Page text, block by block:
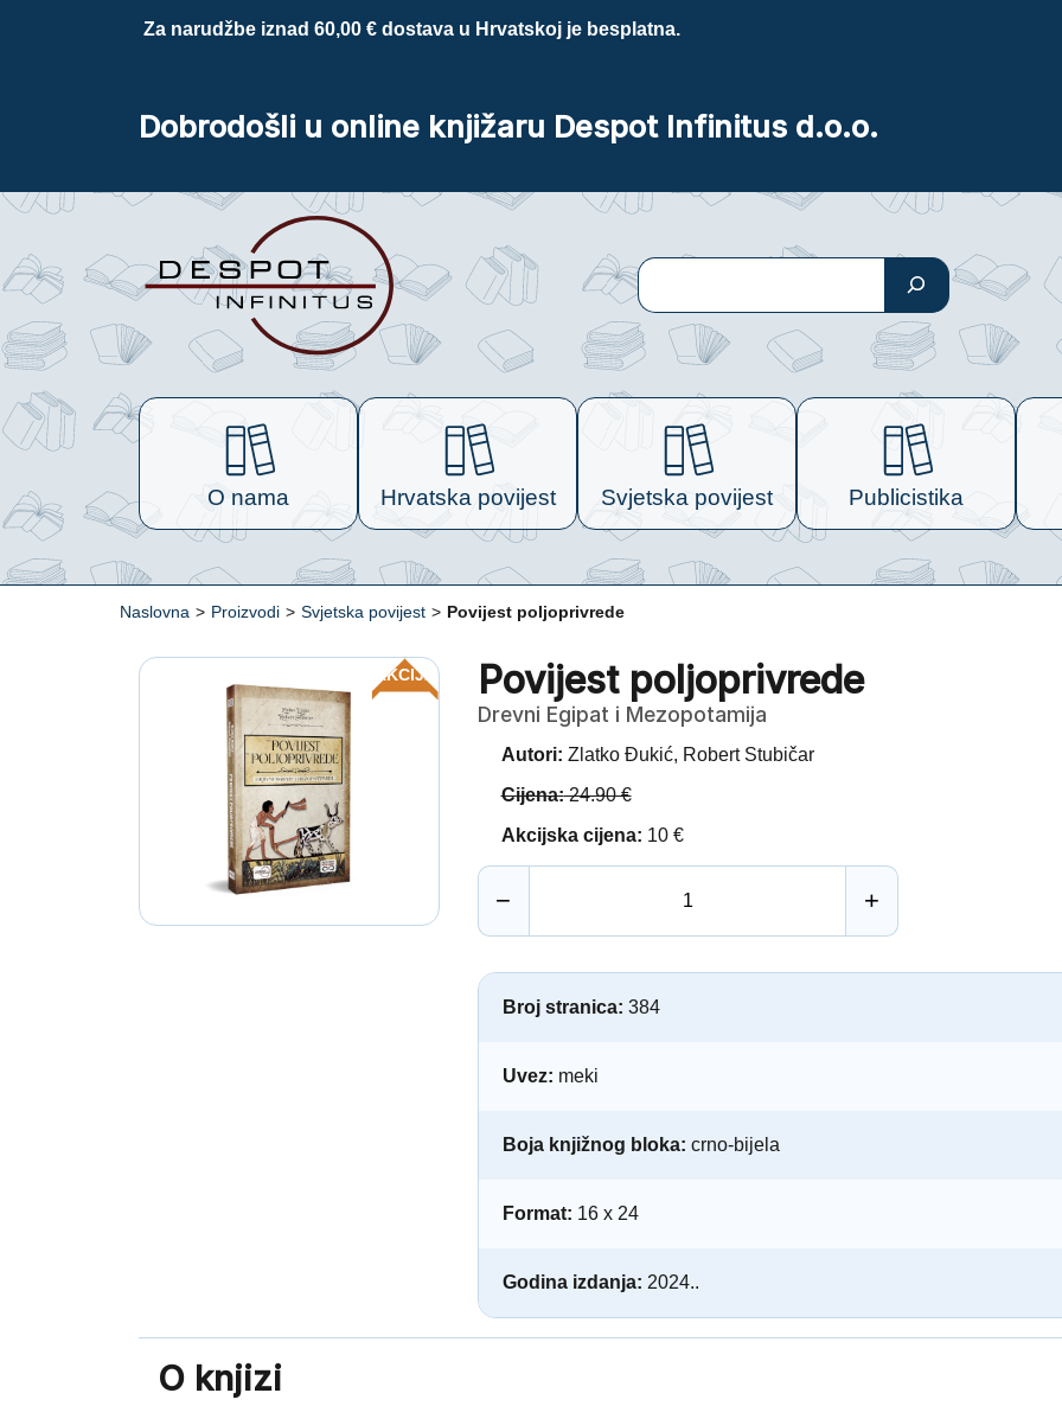
Za narudžbe iznad 60,00 € dostava u Hrvatskoj je besplatna.
Dobrodošli u online knjižaru Despot Infinitus d.o.o.
Pretraga
O nama Hrvatska povijest Svjetska povijest Publicistika
Naslovna > Proizvodi > Svjetska povijest > Povijest poljoprivrede
AKCIJA Povijest poljoprivrede
Drevni Egipat i Mezopotamija
Autori: Zlatko Đukić, Robert Stubičar
Cijena:24.90 €
Akcijska cijena: 10 €
− +
Broj stranica: 384
Uvez: meki
Boja knjižnog bloka: crno-bijela
Format: 16 x 24
Godina izdanja: 2024..
O knjizi